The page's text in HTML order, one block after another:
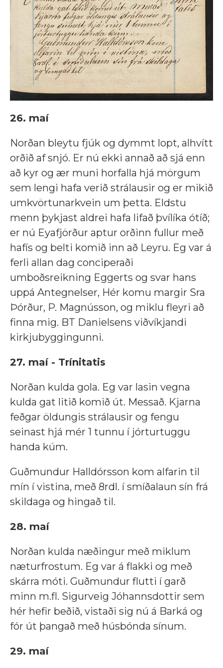
26. maí
Norðan bleytu fjúk og dymmt lopt, alhvítt
orðið af snjó. Er nú ekki annað að sjá enn
að kyr og ær muni horfalla hjá mörgum
sem lengi hafa verið strálausir og er mikið
umkvörtunarkvein um þetta. Eldstu
menn þykjast aldrei hafa lifað þvílíka ótíð;
er nú Eyafjörður aptur orðinn fullur með
hafís og belti komið inn að Leyru. Eg var á
ferli allan dag conciperaði
umboðsreikning Eggerts og svar hans
uppá Antegnelser, Hér komu margir Sra
Þórður, P. Magnússon, og miklu fleyri að
finna mig. BT Danielsens viðvíkjandi
kirkjubyggingunni.
27. maí - Trínitatis
Norðan kulda gola. Eg var lasin vegna
kulda gat litið komið út. Messað. Kjarna
feðgar öldungis strálausir og fengu
seinast hjá mér 1 tunnu í jórturtuggu
handa kúm.
Guðmundur Halldórsson kom alfarin til
mín í vistina, með 8rdl. í smíðalaun sín frá
skildaga og hingað til.
28. maí
Norðan kulda næðingur með miklum
næturfrostum. Eg var á flakki og með
skárra móti. Guðmundur flutti í garð
minn m.fl. Sigurveig Jóhannsdottir sem
hér hefir beðið, vistaði sig nú á Barká og
fór út þangað með húsbónda sínum.
29. maí